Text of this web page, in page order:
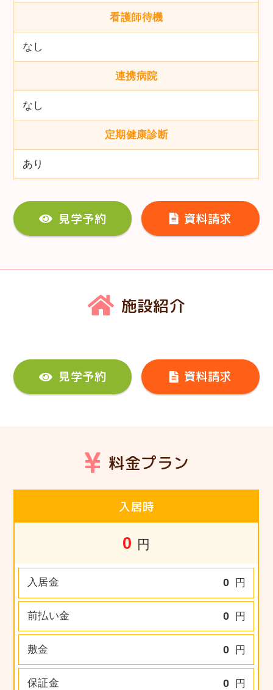
看護師待機
なし
連携病院
なし
定期健康診断
あり
見学予約 資料請求
施設紹介
見学予約 資料請求
料金プラン
入居時
0 円
入居金 0 円
前払い金 0 円
敷金 0 円
保証金 0 円